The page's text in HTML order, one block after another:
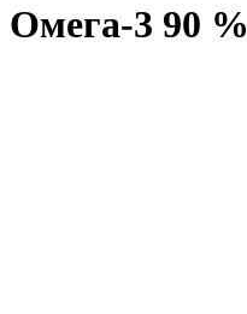
Омега-3 90 %